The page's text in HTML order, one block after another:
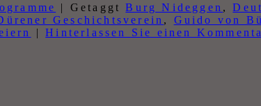
| Getaggt Burg Nideggen ,
Geschichtsverein , Guido von
|
Hinterlassen Sie einen